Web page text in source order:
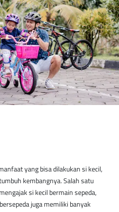
yang bisa dilakukan si kecil,
kembangnya. Salah satu
si kecil bermain sepeda,
juga memiliki banyak